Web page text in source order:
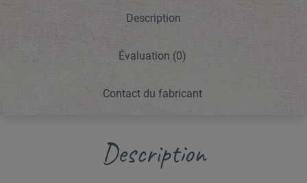
Description
Évaluation (0)
Contact du fabricant
Description